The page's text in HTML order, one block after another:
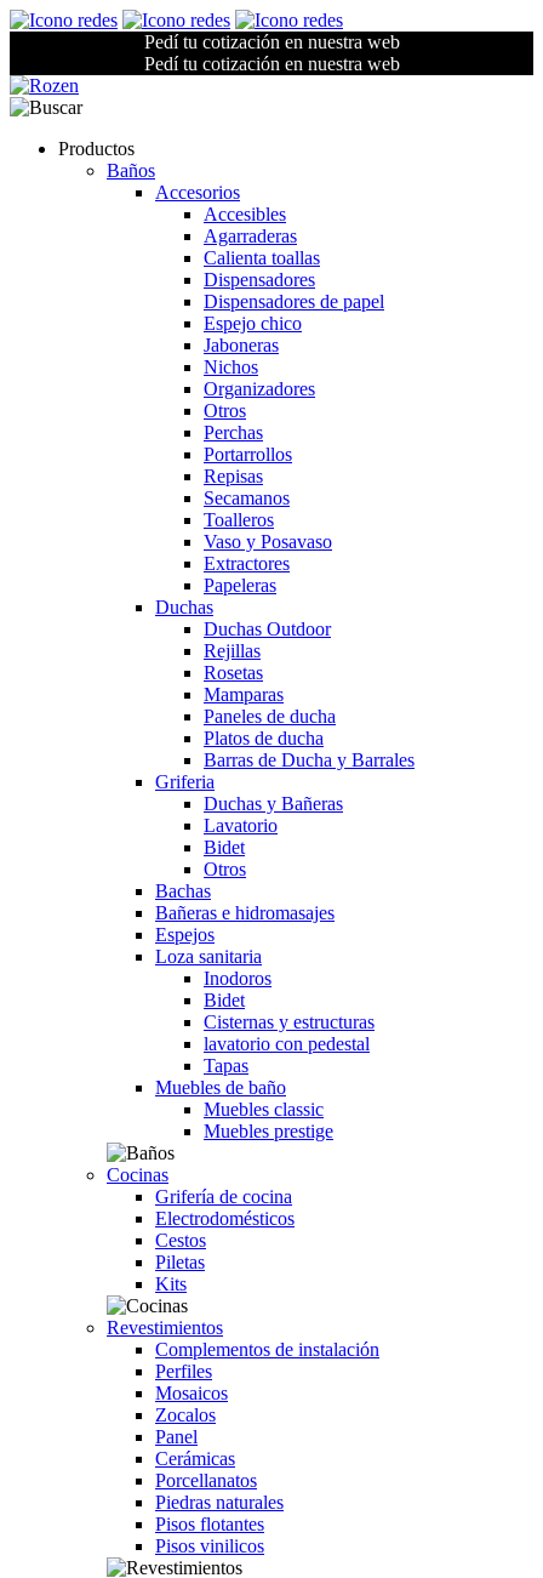
Pedí tu cotización en nuestra web
Pedí tu cotización en nuestra web
Productos
Baños
Accesorios
Accesibles
Agarraderas
Calienta toallas
Dispensadores
Dispensadores de papel
Espejo chico
Jaboneras
Nichos
Organizadores
Otros
Perchas
Portarrollos
Repisas
Secamanos
Toalleros
Vaso y Posavaso
Extractores
Papeleras
Duchas
Duchas Outdoor
Rejillas
Rosetas
Mamparas
Paneles de ducha
Platos de ducha
Barras de Ducha y Barrales
Griferia
Duchas y Bañeras
Lavatorio
Bidet
Otros
Bachas
Bañeras e hidromasajes
Espejos
Loza sanitaria
Inodoros
Bidet
Cisternas y estructuras
lavatorio con pedestal
Tapas
Muebles de baño
Muebles classic
Muebles prestige
Cocinas
Grifería de cocina
Electrodomésticos
Cestos
Piletas
Kits
Revestimientos
Complementos de instalación
Perfiles
Mosaicos
Zocalos
Panel
Cerámicas
Porcellanatos
Piedras naturales
Pisos flotantes
Pisos vinilicos